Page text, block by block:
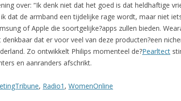
over: “Ik denk niet dat het goed is dat heldhaftige
dat de armband een tijdelijke rage wordt, maar niet
of Apple die soortgelijke?apps zullen bieden.
dat er voor veel van deze producten?een
Zo ontwikkelt Philips momenteel de?Pearltect
en aanranders afschrikt.
, Radio1 , WomenOnline